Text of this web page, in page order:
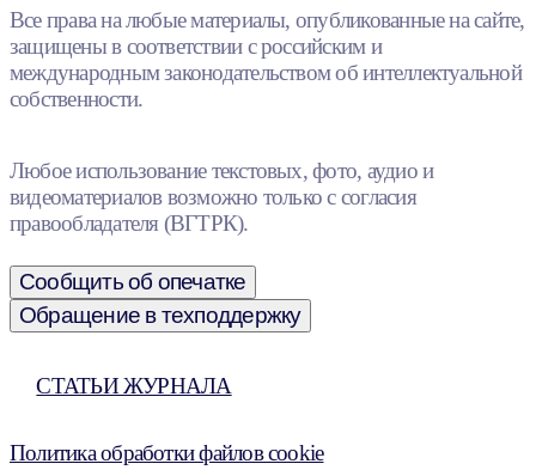
Все права на любые материалы, опубликованные на сайте,
защищены в соответствии с российским и
международным законодательством об интеллектуальной
собственности.
Любое использование текстовых, фото, аудио и
видеоматериалов возможно только с согласия
правообладателя (ВГТРК).
Сообщить об опечатке
Обращение в техподдержку
СТАТЬИ ЖУРНАЛА
Политика обработки файлов cookie